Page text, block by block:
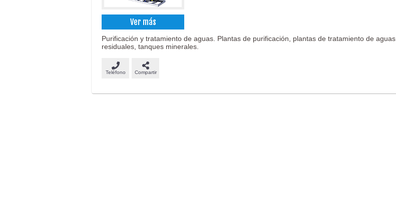
Ver más
Purificación y tratamiento de aguas. Plantas de purificación, plantas de tratamiento de aguas
residuales, tanques minerales.
Teléfono Compartir